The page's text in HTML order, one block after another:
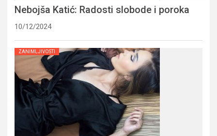
Nebojša Katić: Radosti slobode i poroka
10/12/2024
ZANIMLJIVOSTI